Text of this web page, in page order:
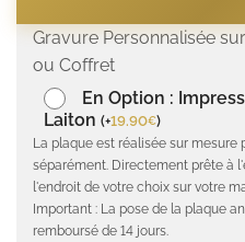
Gravure Personnalisée
ou Coffret
En Option :
Laiton (+19.90€)
La plaque est réalisée sur mesure
séparément. Directement prête à
l'endroit de votre choix sur votre
Important : La pose de la plaque
remboursé de 14 jours.